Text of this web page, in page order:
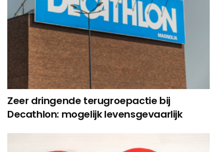
Zeer dringende terugroepactie bij
Decathlon: mogelijk levensgevaarlijk